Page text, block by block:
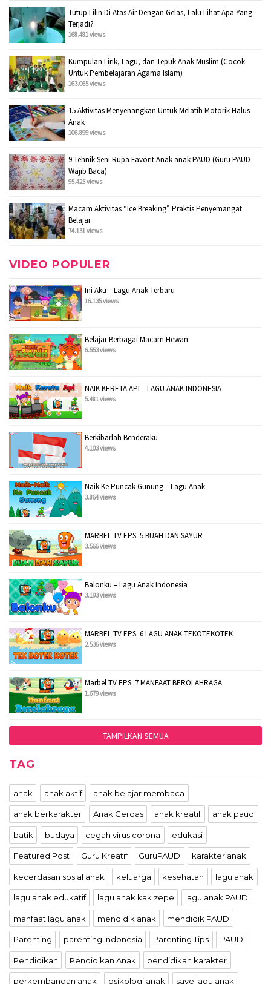
Tutup Lilin Di Atas Air Dengan Gelas, Lalu Lihat Apa Yang
Terjadi?
168.481 views
Kumpulan Lirik, Lagu, dan Tepuk Anak Muslim (Cocok
Untuk Pembelajaran Agama Islam)
163.065 views
15 Aktivitas Menyenangkan Untuk Melatih Motorik Halus
Anak
106.899 views
9 Tehnik Seni Rupa Favorit Anak-anak PAUD (Guru PAUD
Wajib Baca)
95.425 views
Macam Aktivitas “Ice Breaking” Praktis Penyemangat
Belajar
74.131 views
VIDEO POPULER
Ini Aku – Lagu Anak Terbaru
16.135 views
Belajar Berbagai Macam Hewan
6.553 views
NAIK KERETA API – LAGU ANAK INDONESIA
5.481 views
Berkibarlah Benderaku
4.103 views
Naik Ke Puncak Gunung – Lagu Anak
3.864 views
MARBEL TV EPS. 5 BUAH DAN SAYUR
3.566 views
Balonku – Lagu Anak Indonesia
3.193 views
MARBEL TV EPS. 6 LAGU ANAK TEKOTEKOTEK
2.536 views
Marbel TV EPS. 7 MANFAAT BEROLAHRAGA
1.679 views
TAMPILKAN SEMUA
TAG
anak anak aktif anak belajar membaca
anak berkarakter Anak Cerdas anak kreatif anak paud
batik budaya cegah virus corona edukasi
Featured Post Guru Kreatif GuruPAUD karakter anak
kecerdasan sosial anak keluarga kesehatan lagu anak
lagu anak edukatif lagu anak kak zepe lagu anak PAUD
manfaat lagu anak mendidik anak mendidik PAUD
Parenting parenting Indonesia Parenting Tips PAUD
Pendidikan Pendidikan Anak pendidikan karakter
perkembangan anak psikologi anak save lagu anak